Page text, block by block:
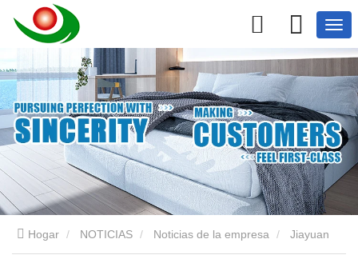
Hogar NOTICIAS Noticias de la empresa